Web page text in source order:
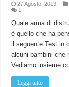
27 Agosto, 2013
1
Quale arma di
è quello che ha
il seguente Test in
alcuni bambini che
Vediamo insieme
Leggi tutto